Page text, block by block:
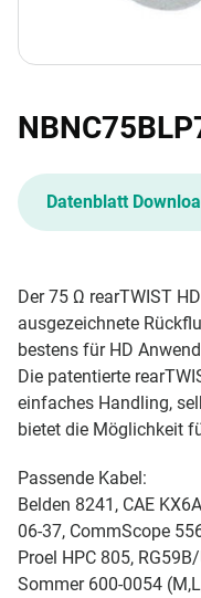
Datenblatt
Der 75 Ω rearTWIST
ausgezeichnete
bestens für HD
Die patentierte
einfaches Handling,
bietet die Möglichkeit
Passende Kabel:
Belden 8241, CAE
06-37, CommScope
Proel HPC 805,
Sommer 600-0054